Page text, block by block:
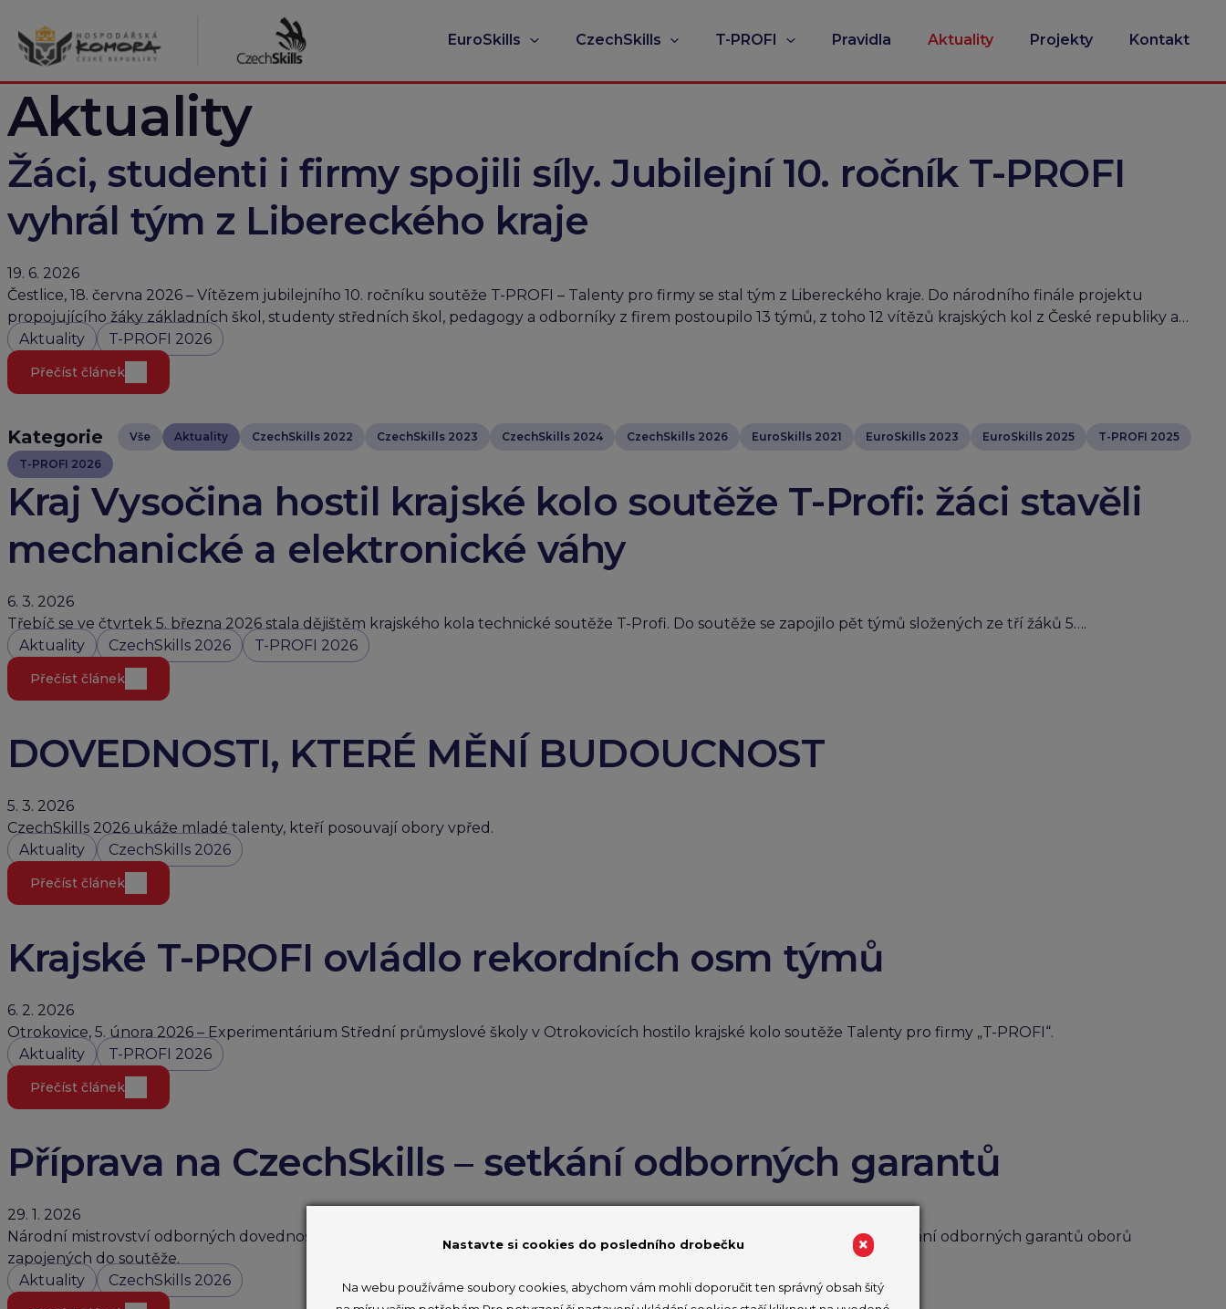
obsah
EuroSkills CzechSkills T-PROFI Pravidla Aktuality Projekty Kontakt
Aktuality
Žáci, studenti i firmy spojili síly. Jubilejní 10. ročník T-PROFI
vyhrál tým z Libereckého kraje
19. 6. 2026
Čestlice, 18. června 2026 – Vítězem jubilejního 10. ročníku soutěže T-PROFI – Talenty pro firmy se stal tým z Libereckého kraje. Do národního finále projektu
propojujícího žáky základních škol, studenty středních škol, pedagogy a odborníky z firem postoupilo 13 týmů, z toho 12 vítězů krajských kol z České republiky a…
Aktuality
T-PROFI 2026
Přečíst článek
Kategorie Vše Aktuality CzechSkills 2022 CzechSkills 2023 CzechSkills 2024 CzechSkills 2026 EuroSkills 2021 EuroSkills 2023 EuroSkills 2025
T-PROFI 2025
T-PROFI 2026
Kraj Vysočina hostil krajské kolo soutěže T-Profi: žáci stavěli
mechanické a elektronické váhy
6. 3. 2026
Třebíč se ve čtvrtek 5. března 2026 stala dějištěm krajského kola technické soutěže T-Profi. Do soutěže se zapojilo pět týmů složených ze tří žáků 5….
Aktuality
CzechSkills 2026 T-PROFI 2026
Přečíst článek
DOVEDNOSTI, KTERÉ MĚNÍ BUDOUCNOST
5. 3. 2026
CzechSkills 2026 ukáže mladé talenty, kteří posouvají obory vpřed.
Aktuality
CzechSkills 2026
Přečíst článek
Krajské T-PROFI ovládlo rekordních osm týmů
6. 2. 2026
Otrokovice, 5. února 2026 – Experimentárium Střední průmyslové školy v Otrokovicích hostilo krajské kolo soutěže Talenty pro firmy „T-PROFI“.
Aktuality
T-PROFI 2026
Přečíst článek
Příprava na CzechSkills – setkání odborných garantů
29. 1. 2026
Národní mistrovství odborných dovedností CzechSkills se blíží, a proto se na půdě Hospodářské komory ČR uskutečnilo setkání odborných garantů oborů
zapojených do soutěže.
Aktuality
CzechSkills 2026
×
Nastavte si cookies do posledního drobečku
Na webu používáme soubory cookies, abychom vám mohli doporučit ten správný obsah šitý